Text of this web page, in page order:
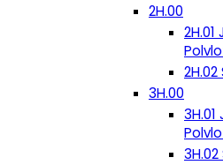
2H.00
3H.00